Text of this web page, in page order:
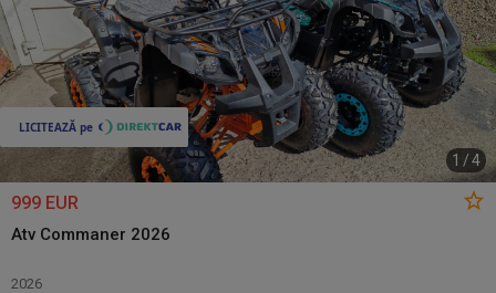
1 /4
999 EUR
Atv Commaner 2026
2026